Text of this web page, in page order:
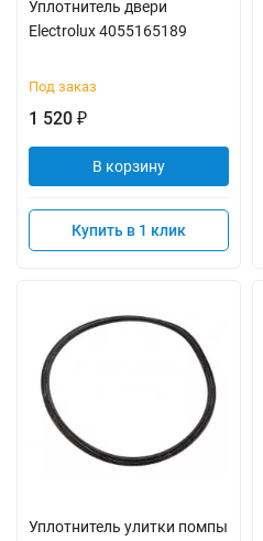
Уплотнитель двери
Electrolux 4055165189
Под заказ
1 520 ₽
В корзину
Купить в 1 клик
Уплотнитель улитки помпы